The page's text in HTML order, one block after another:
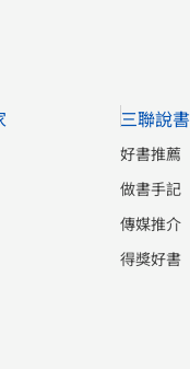
三聯說書
好書推薦
做書手記
傳媒推介
得獎好書